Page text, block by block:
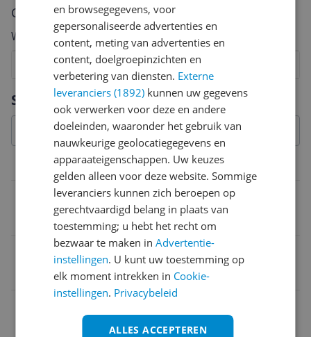
Specificaties
Specificaties
Opslag
512 GB
Cijfer
Welk cijfer geef jij dit product?
7
6
5
4
3
2
Vraag 1 van 4
en browsegegevens, voor
gepersonaliseerde advertenties en
content, meting van advertenties en
content, doelgroepinzichten en
verbetering van diensten. Externe
leveranciers (1892) kunnen uw gegevens
ook verwerken voor deze en andere
doeleinden, waaronder het gebruik van
nauwkeurige geolocatiegegevens en
apparaateigenschappen. Uw keuzes
gelden alleen voor deze website. Sommige
leveranciers kunnen zich beroepen op
gerechtvaardigd belang in plaats van
toestemming; u hebt het recht om
bezwaar te maken inAdvertentie-
instellingen. U kunt uw toestemming op
elk moment intrekken in Cookie-
instellingen. Privacybeleid
ALLES ACCEPTEREN